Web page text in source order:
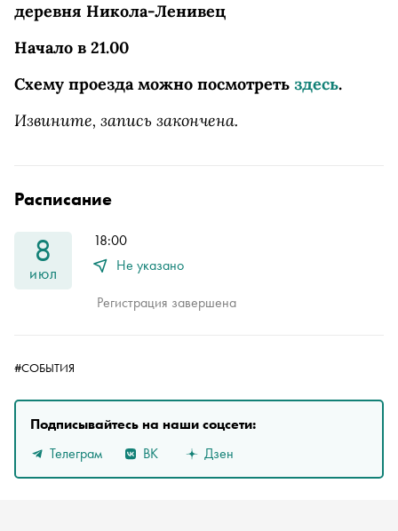
деревня Никола-Ленивец
Начало в 21.00
Схему проезда можно посмотреть здесь.
Извините, запись закончена.
Расписание
8
июл
18:00
Не указано
Регистрация завершена
#СОБЫТИЯ
Подписывайтесь на наши соцсети:
Телеграм
ВК Дзен